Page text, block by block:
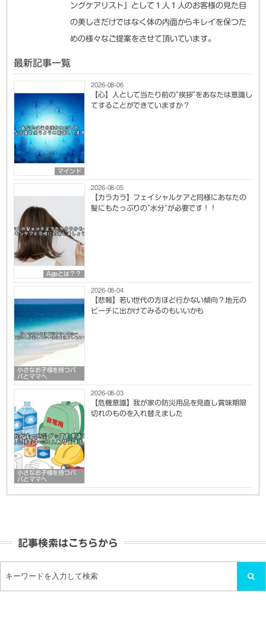
ングケアリスト」として１人１人のお客様の見た目
の美しさだけではなく体の内面からキレイを保つた
めの様々なご提案をさせて頂いています。
最新記事一覧
マインド
2026-08-06
【心】人として当たり前の”挨拶”をあなたは意識し
てすることができていますか？
Ageとは？？
2026-08-05
【カラカラ】フェイシャルケアと同様にあなたの
髪にもたっぷりの”水分”が必要です！！
小さなお子様を持つパ
パとママへ
2026-08-04
【悲報】若い世代の方ほど行かない傾向？地元の
ビーチに出かけてみるのもいいかも
小さなお子様を持つパ
パとママへ
2026-08-03
【危機意識】我が家の防災用品を見直し賞味期限
切れのものを入れ替えました
記事検索はこちらから